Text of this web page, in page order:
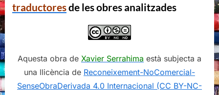
traductoresde les obres analitzades
Aquesta obra de Xavier Serrahima està subjecta a
una llicència de Reconeixement-NoComercial-
SenseObraDerivada 4.0 Internacional (CC BY-NC-